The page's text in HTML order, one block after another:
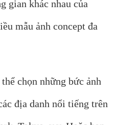
gian khác nhau của
mẫu ảnh concept đa
chọn những bức ảnh
địa danh nổi tiếng trên